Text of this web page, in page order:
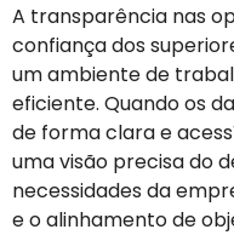
A transparência nas
confiança dos
um ambiente de
eficiente. Quando os
de forma clara e
uma visão precisa do
necessidades da
e o alinhamento de